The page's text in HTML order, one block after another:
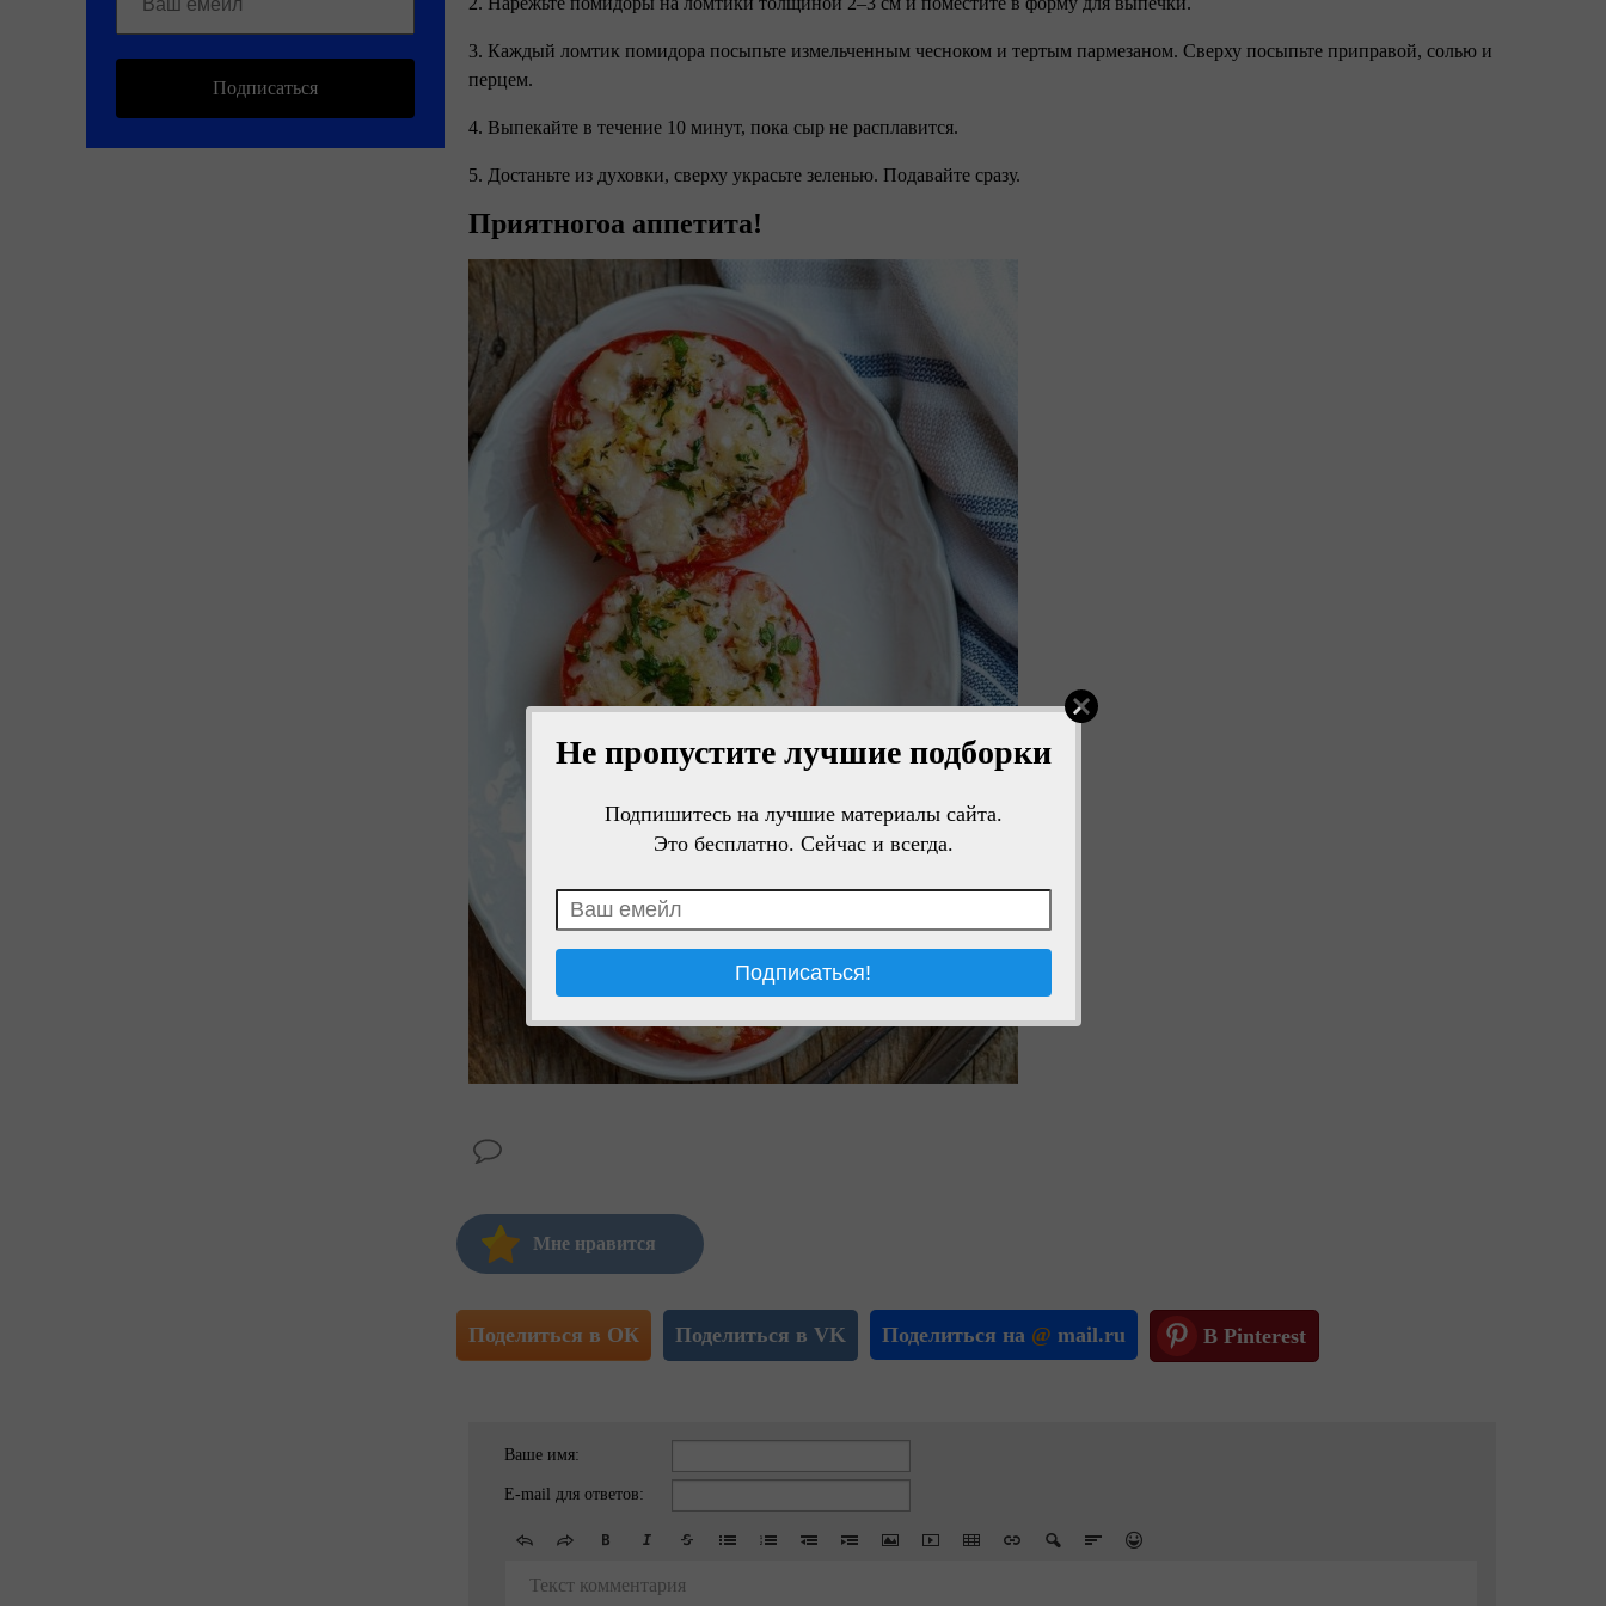
Не пропустите лучшие подборки
Подпишитесь на лучшие материалы сайта.
Это бесплатно. Сейчас и всегда.
Подписаться
3. Каждый ломтик помидора посыпьте измельченным чесноком и тертым пармезаном. Сверху посыпьте приправой, солью и
перцем.
4. Выпекайте в течение 10 минут, пока сыр не расплавится.
5. Достаньте из духовки, сверху украсьте зеленью. Подавайте сразу.
Приятногоа аппетита!
Мне нравится
Поделиться в ОК Поделиться в VK Поделиться на @ mail.ru В Pinterest
Ваше имя:
E-mail для ответов:
Текст комментария